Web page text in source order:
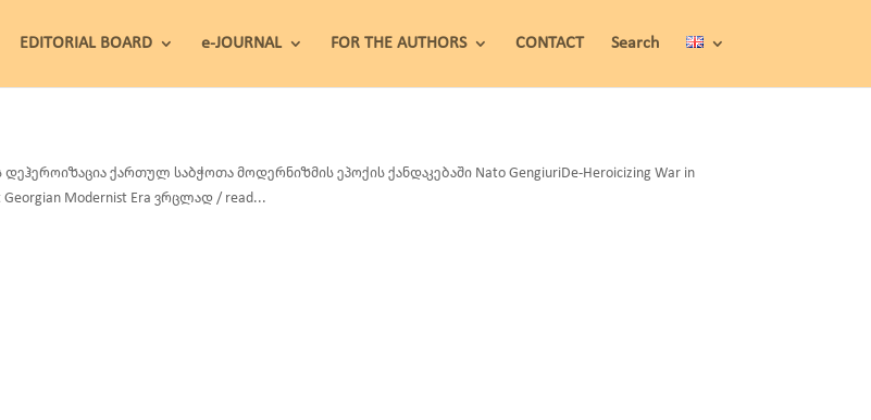
EDITORIAL BOARD e-JOURNAL FOR THE AUTHORS CONTACT Search
ქართულ საბჭოთა მოდერნიზმის ეპოქის ქანდაკებაში Nato GengiuriDe-Heroicizing War in
Georgian Modernist Era ვრცლად / read...